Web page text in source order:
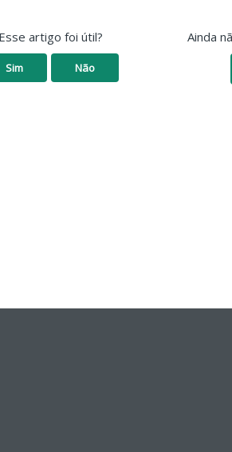
Esse artigo foi útil?
Sim Não
Ainda